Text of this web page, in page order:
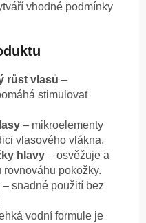
vhodné podmínky
růst vlasů –
stimulovat
– mikroelementy
vlasového vlákna.
hlavy – osvěžuje a
pokožky.
– snadné použití bez
vodní formule je